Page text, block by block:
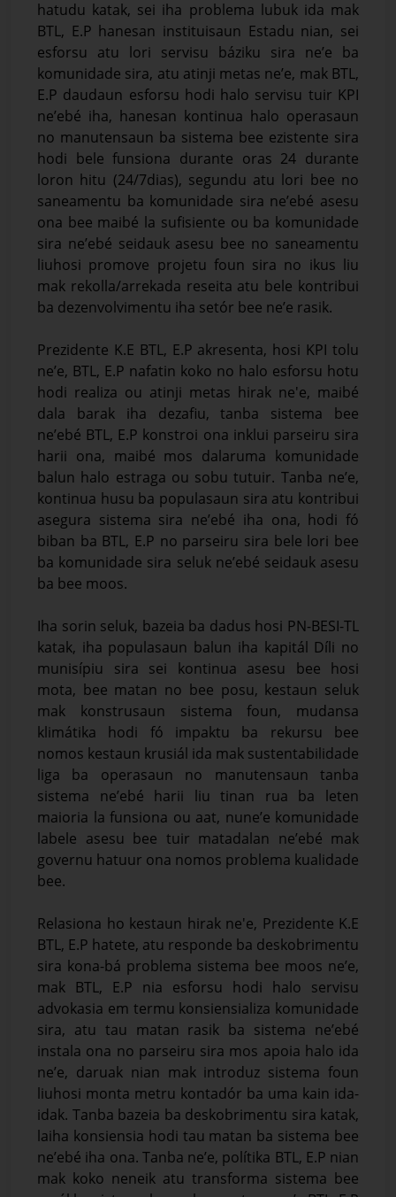
hatudu katak, sei iha problema lubuk ida mak
BTL, E.P hanesan instituisaun Estadu nian, sei
esforsu atu lori servisu báziku sira ne’e ba
komunidade sira, atu atinji metas ne’e, mak BTL,
E.P daudaun esforsu hodi halo servisu tuir KPI
ne’ebé iha, hanesan kontinua halo operasaun
no manutensaun ba sistema bee ezistente sira
hodi bele funsiona durante oras 24 durante
loron hitu (24/7dias), segundu atu lori bee no
saneamentu ba komunidade sira ne’ebé asesu
ona bee maibé la sufisiente ou ba komunidade
sira ne’ebé seidauk asesu bee no saneamentu
liuhosi promove projetu foun sira no ikus liu
mak rekolla/arrekada reseita atu bele kontribui
ba dezenvolvimentu iha setór bee ne’e rasik.
Prezidente K.E BTL, E.P akresenta, hosi KPI tolu
ne’e, BTL, E.P nafatin koko no halo esforsu hotu
hodi realiza ou atinji metas hirak ne'e, maibé
dala barak iha dezafiu, tanba sistema bee
ne’ebé BTL, E.P konstroi ona inklui parseiru sira
harii ona, maibé mos dalaruma komunidade
balun halo estraga ou sobu tutuir. Tanba ne’e,
kontinua husu ba populasaun sira atu kontribui
asegura sistema sira ne’ebé iha ona, hodi fó
biban ba BTL, E.P no parseiru sira bele lori bee
ba komunidade sira seluk ne’ebé seidauk asesu
ba bee moos.
Iha sorin seluk, bazeia ba dadus hosi PN-BESI-TL
katak, iha populasaun balun iha kapitál Díli no
munisípiu sira sei kontinua asesu bee hosi
mota, bee matan no bee posu, kestaun seluk
mak konstrusaun sistema foun, mudansa
klimátika hodi fó impaktu ba rekursu bee
nomos kestaun krusiál ida mak sustentabilidade
liga ba operasaun no manutensaun tanba
sistema ne’ebé harii liu tinan rua ba leten
maioria la funsiona ou aat, nune’e komunidade
labele asesu bee tuir matadalan ne’ebé mak
governu hatuur ona nomos problema kualidade
bee.
Relasiona ho kestaun hirak ne'e, Prezidente K.E
BTL, E.P hatete, atu responde ba deskobrimentu
sira kona-bá problema sistema bee moos ne’e,
mak BTL, E.P nia esforsu hodi halo servisu
advokasia em termu konsiensializa komunidade
sira, atu tau matan rasik ba sistema ne’ebé
instala ona no parseiru sira mos apoia halo ida
ne’e, daruak nian mak introduz sistema foun
liuhosi monta metru kontadór ba uma kain ida-
idak. Tanba bazeia ba deskobrimentu sira katak,
laiha konsiensia hodi tau matan ba sistema bee
ne’ebé iha ona. Tanba ne’e, polítika BTL, E.P nian
mak koko neneik atu transforma sistema bee